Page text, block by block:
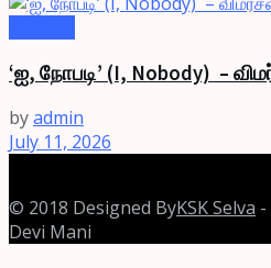
‘ஐ, நோபடி’ (I, Nobody) –
byadmin
July 11, 2026
© 2018 Designed ByKSK Selva -
Devi Mani